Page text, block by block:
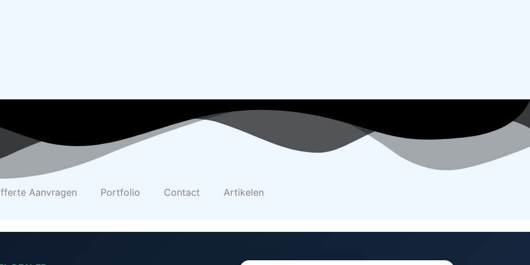
Aanvragen Portfolio Contact Artikelen